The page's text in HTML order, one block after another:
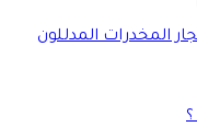
المخدرات المدللون